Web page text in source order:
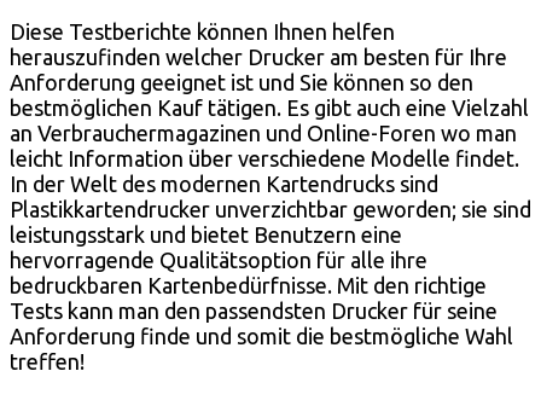
Diese Testberichte können Ihnen helfen
herauszufinden welcher Drucker am besten für Ihre
Anforderung geeignet ist und Sie können so den
bestmöglichen Kauf tätigen. Es gibt auch eine Vielzahl
an Verbrauchermagazinen und Online-Foren wo man
leicht Information über verschiedene Modelle findet.
In der Welt des modernen Kartendrucks sind
Plastikkartendrucker unverzichtbar geworden; sie sind
leistungsstark und bietet Benutzern eine
hervorragende Qualitätsoption für alle ihre
bedruckbaren Kartenbedürfnisse. Mit den richtige
Tests kann man den passendsten Drucker für seine
Anforderung finde und somit die bestmögliche Wahl
treffen!